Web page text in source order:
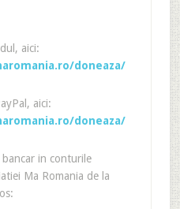
aici:
doneaza/
aici:
doneaza/
in conturile
Ma Romania de la